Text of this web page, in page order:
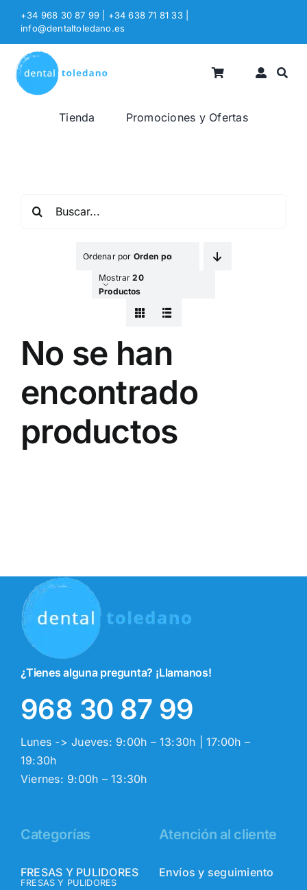
Saltar
contenido
+34 968 30 87 99 | +34 638 71 81 33
info@dentaltoledano.es
Tienda Promociones y Ofertas
Ordenar por Orden por Defecto
Mostrar20
Productos
No se han
encontrado
productos
¿Tienes alguna pregunta? ¡Llamanos!
968 30 87 99
Lunes -> Jueves: 9:00h – 13:30h | 17:00h –
19:30h
Viernes: 9:00h – 13:30h
Categorías
FRESAS Y PULIDORES
FRESAS Y PULIDORES
Atención al cliente
Envíos y seguimiento